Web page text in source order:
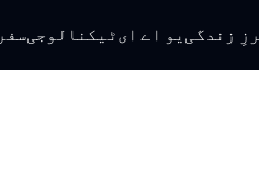
زندگی یو اے ایٹیکنالوجیسفر